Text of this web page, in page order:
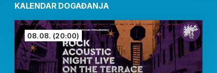
KALENDAR DOGAĐANJA
08.08. (20:00)